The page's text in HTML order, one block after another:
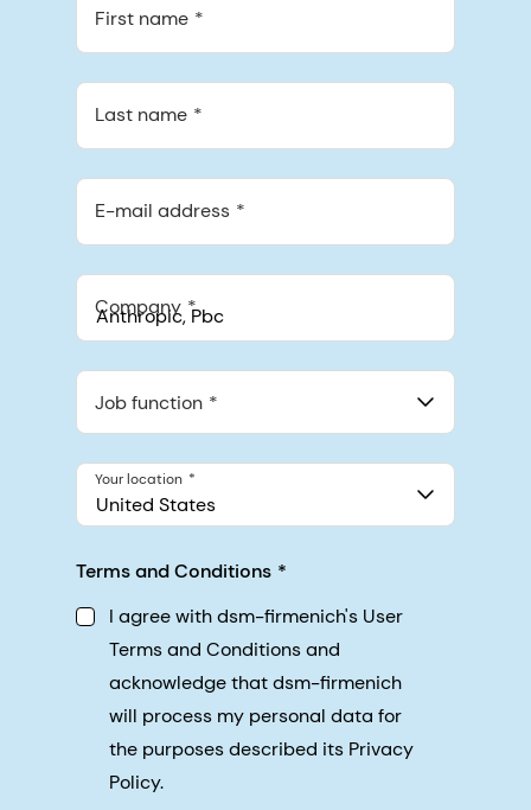
First name
Last name
E-mail address
Company
548 Market St Pmb 90375, San Francisco, California, US
Job function
United States
Your location
Terms and Conditions
I agree with dsm-firmenich's User
Terms and Conditions and
acknowledge that dsm-firmenich
will process my personal data for
the purposes described its Privacy
Policy.